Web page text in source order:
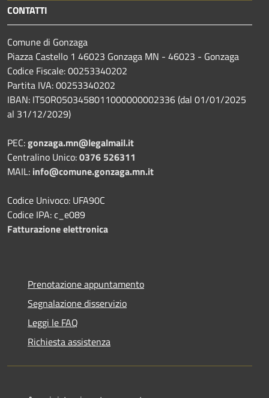
CONTATTI
Comune di Gonzaga
Piazza Castello 1 46023 Gonzaga MN - 46023 - Gonzaga
Codice Fiscale: 00253340202
Partita IVA: 00253340202
IBAN: IT50R0503458011000000002336 (dal 01/01/2025
al 31/12/2029)
PEC:gonzaga.mn@legalmail.it
Centralino Unico:0376 526311
MAIL: info@comune.gonzaga.mn.it
Codice Univoco: UFA90C
Codice IPA: c_e089
Fatturazione elettronica
Prenotazione appuntamento
Segnalazione disservizio
Leggi le FAQ
Richiesta assistenza